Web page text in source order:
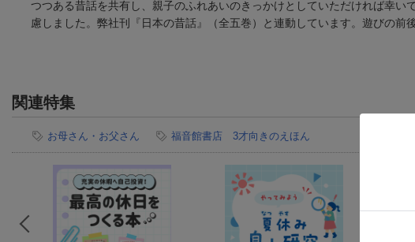
つつある昔話を共有し、親子のふれあいのきっかけとしていただければ幸
慮しました。弊社刊『日本の昔話』（全五巻）と連動しています。遊びの前
関連特集
お母さん・お父さん 福音館書店 3才向きのえほん